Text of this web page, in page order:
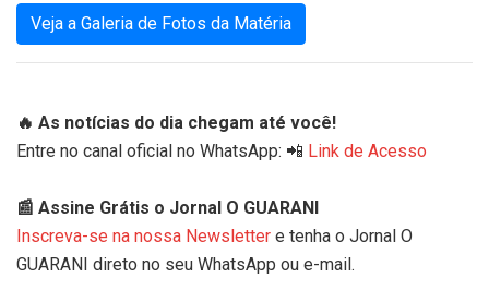
Veja a Galeria de Fotos da Matéria
🔥 As notícias do dia chegam até você!
Entre no canal oficial no WhatsApp: 📲 Link de Acesso
📰 Assine Grátis o Jornal O GUARANI
Inscreva-se na nossa Newsletter e tenha o Jornal O
GUARANI direto no seu WhatsApp ou e-mail.